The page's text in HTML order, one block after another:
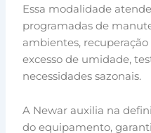
Essa modalidade
programadas de
ambientes,
excesso de umidade,
necessidades sazonais.
A Newar auxilia na
do equipamento,